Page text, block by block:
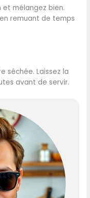
et mélangez bien.
remuant de temps
séchée. Laissez la
avant de servir.